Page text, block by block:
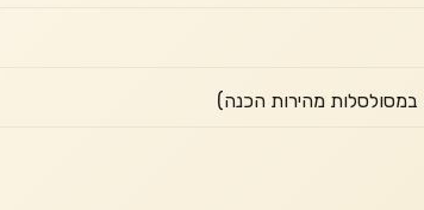
מהירות הכנה)